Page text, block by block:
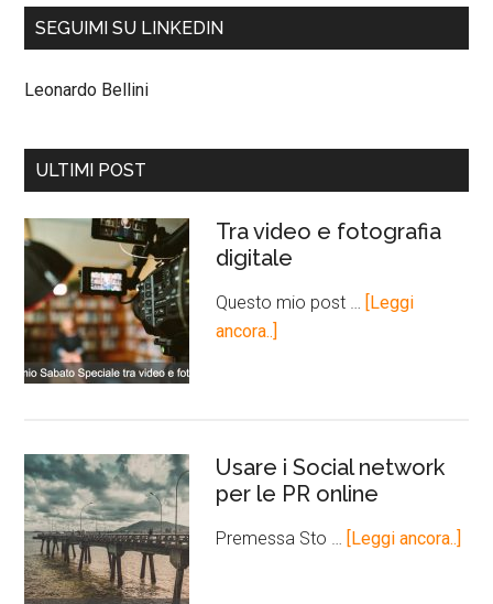
SEGUIMI SU LINKEDIN
Leonardo Bellini
ULTIMI POST
Tra video e fotografia
digitale
Questo mio post …
[Leggi
ancora..]
Usare i Social network
per le PR online
Premessa Sto … [Leggi ancora..]